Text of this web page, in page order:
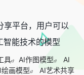
享平台，用户可以
智能技术的模型
具 AI作图模型
AI
绘画模型
AI艺术共享